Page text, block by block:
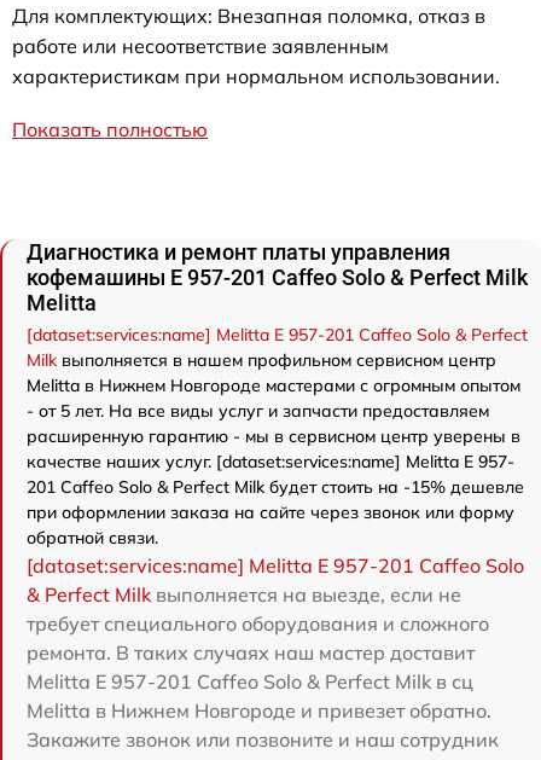
Для комплектующих: Внезапная поломка, отказ в
работе или несоответствие заявленным
характеристикам при нормальном использовании.
Показать полностью
Диагностика и ремонт платы управления
кофемашины E 957-201 Caffeo Solo & Perfect Milk
Melitta
[dataset:services:name] Melitta E 957-201 Caffeo Solo & Perfect
Milkвыполняется в нашем профильном сервисном центр
Melitta в Нижнем Новгороде мастерами с огромным опытом
- от 5 лет. На все виды услуг и запчасти предоставляем
расширенную гарантию - мы в сервисном центр уверены в
качестве наших услуг. [dataset:services:name] Melitta E 957-
201 Caffeo Solo & Perfect Milk будет стоить на -15% дешевле
при оформлении заказа на сайте через звонок или форму
обратной связи.
[dataset:services:name] Melitta E 957-201 Caffeo Solo
& Perfect Milkвыполняется на выезде, если не
требует специального оборудования и сложного
ремонта. В таких случаях наш мастер доставит
Melitta E 957-201 Caffeo Solo & Perfect Milk в сц
Melitta в Нижнем Новгороде и привезет обратно.
Закажите звонок или позвоните и наш сотрудник